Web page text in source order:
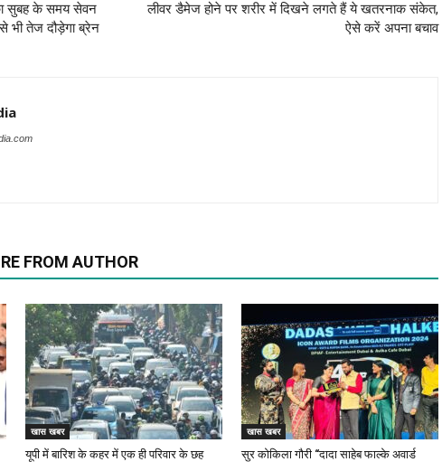
सुबह के समय सेवन
भी तेज दौड़ेगा ब्रेन
लीवर डैमेज होने पर शरीर में दिखने लगते हैं ये खतरनाक संकेत,
ऐसे करें अपना बचाव
FROM AUTHOR
खास खबर
यूपी में बारिश के कहर में एक ही परिवार के छह
खास खबर
सुर कोकिला गौरी “दादा साहेब फाल्के अवार्ड